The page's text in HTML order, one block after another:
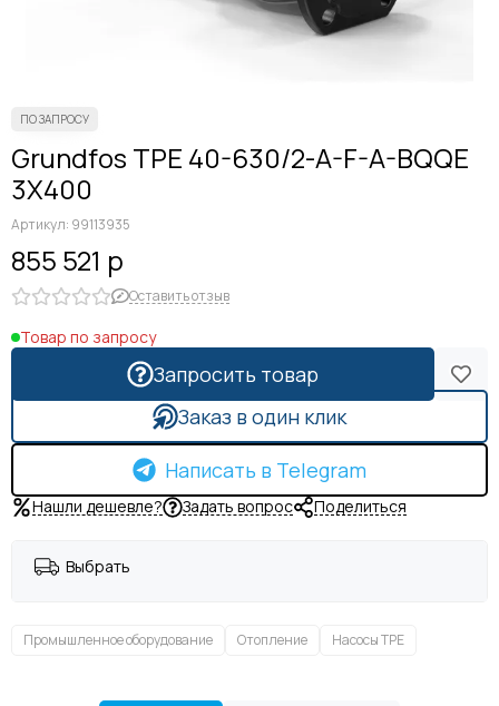
Grundfos TPE 40-630/2-A-F-A-BQQE
3X400
Артикул: 99113935
855 521 р
Оставить отзыв
Товар по запросу
Запросить товар
Заказ в один клик
Написать в Telegram
Нашли дешевле? Задать вопрос Поделиться
Выбрать
Промышленное оборудование Отопление Насосы TPE